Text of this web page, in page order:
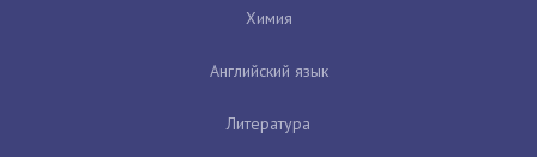
Химия
Английский язык
Литература